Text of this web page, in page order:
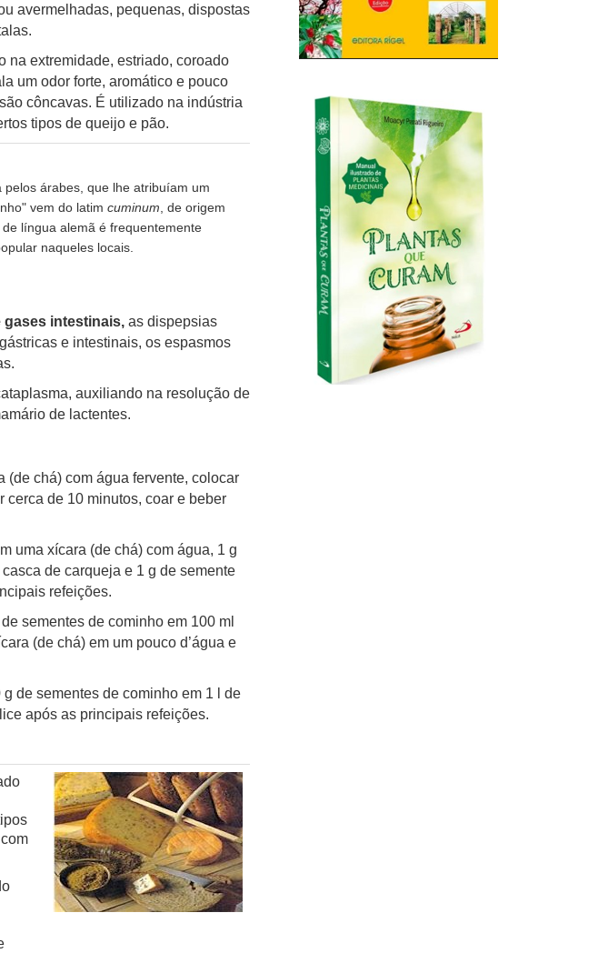
avermelhadas, pequenas, dispostas
na extremidade, estriado, coroado
um odor forte, aromático e pouco
côncavas. É utilizado na indústria
tipos de queijo e pão.
árabes, que lhe atribuíam um
vem do latim cuminum , de origem
língua alemã é frequentemente
naqueles locais.
gases intestinais,as dispepsias
e intestinais, os espasmos
auxiliando na resolução de
de lactentes.
(de chá) com água fervente, colocar
cerca de 10 minutos, coar e beber
uma xícara (de chá) com água, 1 g
de carqueja e 1 g de semente
refeições.
sementes de cominho em 100 ml
(de chá) em um pouco d’água e
de sementes de cominho em 1 l de
após as principais refeições.